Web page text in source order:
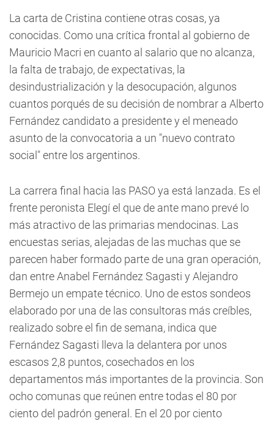
La carta de Cristina contiene otras cosas, ya
conocidas. Como una crítica frontal al gobierno de
Mauricio Macri en cuanto al salario que no alcanza,
la falta de trabajo, de expectativas, la
desindustrialización y la desocupación, algunos
cuantos porqués de su decisión de nombrar a Alberto
Fernández candidato a presidente y el meneado
asunto de la convocatoria a un "nuevo contrato
social" entre los argentinos.
La carrera final hacia las PASO ya está lanzada. Es el
frente peronista Elegí el que de ante mano prevé lo
más atractivo de las primarias mendocinas. Las
encuestas serias, alejadas de las muchas que se
parecen haber formado parte de una gran operación,
dan entre Anabel Fernández Sagasti y Alejandro
Bermejo un empate técnico. Uno de estos sondeos
elaborado por una de las consultoras más creíbles,
realizado sobre el fin de semana, indica que
Fernández Sagasti lleva la delantera por unos
escasos 2,8 puntos, cosechados en los
departamentos más importantes de la provincia. Son
ocho comunas que reúnen entre todas el 80 por
ciento del padrón general. En el 20 por ciento